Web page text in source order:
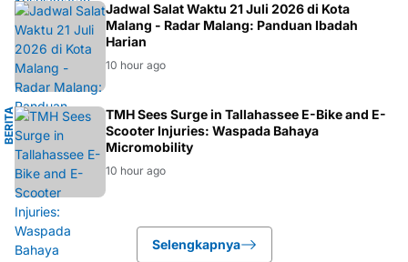
IBADAH
Jadwal Salat Waktu 21 Juli 2026 di Kota
Malang - Radar Malang: Panduan Ibadah
Harian
10 hour ago
B
E
R
I
T
A
L
O
K
AL
TMH Sees Surge in Tallahassee E-Bike and E-
Scooter Injuries: Waspada Bahaya
Micromobility
10 hour ago
Selengkapnya